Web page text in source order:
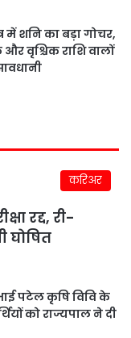
में शनि का बड़ा गोचर,
वृश्चिक राशि वालों
करिअर
रद्द, री-
घोषित
पटेल कृषि विवि के
को राज्यपाल ने दी